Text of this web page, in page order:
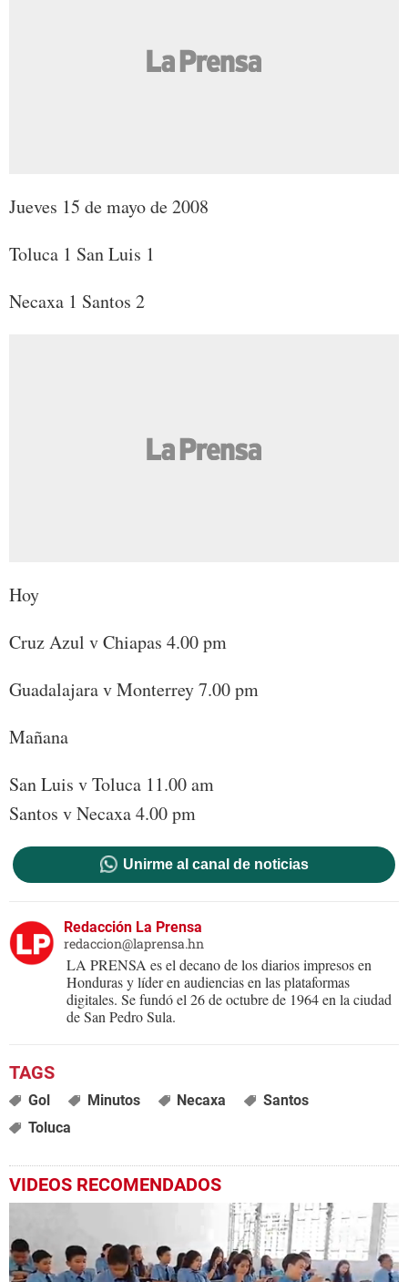
Jueves 15 de mayo de 2008
Toluca 1 San Luis 1
Necaxa 1 Santos 2
Hoy
Cruz Azul v Chiapas 4.00 pm
Guadalajara v Monterrey 7.00 pm
Mañana
San Luis v Toluca 11.00 am
Santos v Necaxa 4.00 pm
Unirme al canal de noticias
Redacción La Prensa
redaccion@laprensa.hn
LA PRENSA es el decano de los diarios impresos en
Honduras y líder en audiencias en las plataformas
digitales. Se fundó el 26 de octubre de 1964 en la ciudad
de San Pedro Sula.
Gol Minutos Necaxa
Santos
Toluca
VIDEOS RECOMENDADOS